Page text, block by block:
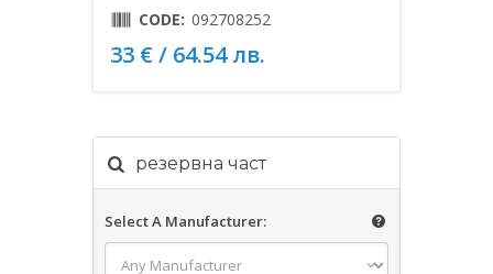
CODE: 092708252
33 € / 64.54 лв.
резервна част
Select A Manufacturer: